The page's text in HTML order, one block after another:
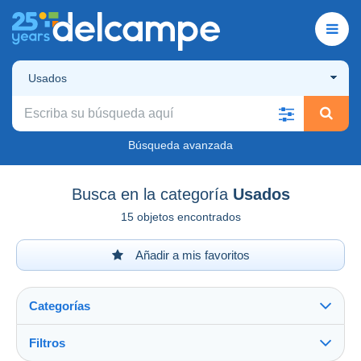
Usados
Búsqueda avanzada
Busca en la categoría Usados
15 objetos encontrados
Añadir a mis favoritos
Categorías
Filtros